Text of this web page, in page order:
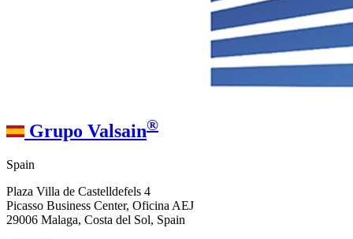
Grupo Valsain®
Spain
Plaza Villa de Castelldefels 4
Picasso Business Center, Oficina AEJ
29006 Malaga, Costa del Sol, Spain